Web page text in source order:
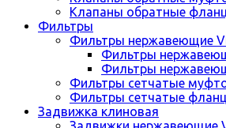
Клапаны обратные
Фильтры
Фильтры нержавеющие
Фильтры
Фильтры
Фильтры сетчатые
Фильтры сетчатые
Задвижка клиновая